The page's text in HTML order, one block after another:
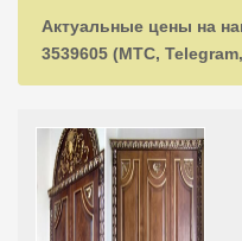
Актуальные цены на
3539605 (МТС,